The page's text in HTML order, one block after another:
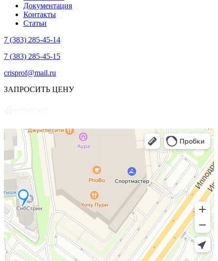
Документация
Контакты
Статьи
7 (383) 285-45-14
7 (383) 285-45-15
crisprof@mail.ru
ЗАПРОСИТЬ ЦЕНУ